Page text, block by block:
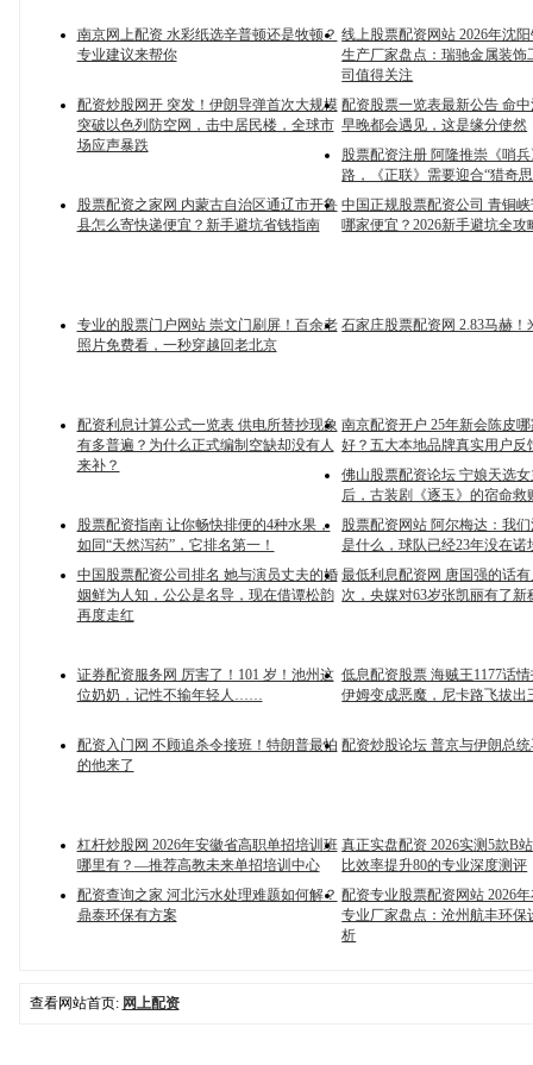
南京网上配资 水彩纸选辛普顿还是牧顿？
专业建议来帮你
线上股票配资网站 2026年沈
生产厂家盘点：瑞驰金属装饰
司值得关注
配资炒股网开 突发！伊朗导弹首次大规模
突破以色列防空网，击中居民楼，全球市
场应声暴跌
配资股票一览表最新公告 命
早晚都会遇见，这是缘分使然
股票配资注册 阿隆推崇《哨
路，《正联》需要迎合“猎奇
股票配资之家网 内蒙古自治区通辽市开鲁
县怎么寄快递便宜？新手避坑省钱指南
中国正规股票配资公司 青铜
哪家便宜？2026新手避坑全攻
专业的股票门户网站 崇文门刷屏！百余老
照片免费看，一秒穿越回老北京
石家庄股票配资网 2.83马赫！
配资利息计算公式一览表 供电所替抄现象
有多普遍？为什么正式编制空缺却没有人
来补？
南京配资开户 25年新会陈皮
好？五大本地品牌真实用户反
佛山股票配资论坛 宁娘天选
后，古装剧《逐玉》的宿命救
股票配资指南 让你畅快排便的4种水果，
如同“天然泻药”，它排名第一！
股票配资网站 阿尔梅达：我
是什么，球队已经23年没在诺
中国股票配资公司排名 她与演员丈夫的婚
姻鲜为人知，公公是名导，现在借谭松韵
再度走红
最低利息配资网 唐国强的话
次，央媒对63岁张凯丽有了新
证券配资服务网 厉害了！101 岁！池州这
位奶奶，记性不输年轻人……
低息配资股票 海贼王1177话
伊姆变成恶魔，尼卡路飞拔出
配资入门网 不顾追杀令接班！特朗普最怕
的他来了
配资炒股论坛 普京与伊朗总
杠杆炒股网 2026年安徽省高职单招培训班
哪里有？—推荐高教未来单招培训中心
真正实盘配资 2026实测5款B
比效率提升80的专业深度测评
配资查询之家 河北污水处理难题如何解？
鼎泰环保有方案
配资专业股票配资网站 2026
专业厂家盘点：沧州航丰环保
析
查看网站首页: 网上配资